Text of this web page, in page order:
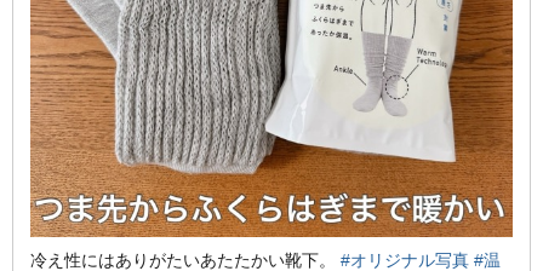
冷え性にはありがたいあたたかい靴下。 #オリジナル写真 #温